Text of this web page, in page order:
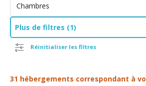
Chambres
Plus de filtres (1)
Réinitialiser les filtres
31 hébergements correspondant à